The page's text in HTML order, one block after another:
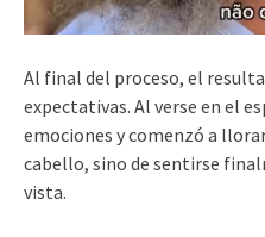
Al final del proceso, el
expectativas. Al verse en el
emociones y comenzó a
cabello, sino de sentirse
vista.